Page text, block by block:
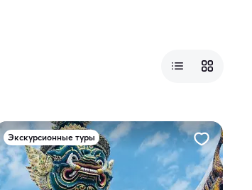
Экскурсионные туры